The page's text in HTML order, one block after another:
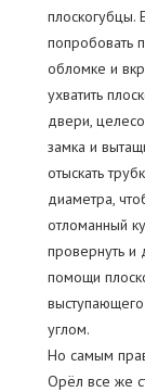
плоскогубцы.
попробовать
обломке и
ухватить
двери,
замка и
отыскать
диаметра,
отломанный
провернуть и
помощи
углом.
Но самым
Орёл все же